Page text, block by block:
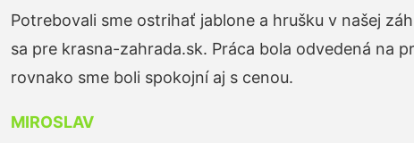
Potrebovali sme ostrihať jablone a hrušku v našej
sa pre krasna-zahrada.sk. Práca bola odvedená na
rovnako sme boli spokojní aj s cenou.
MIROSLAV